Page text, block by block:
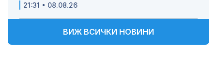
21:31 • 08.08.26
ВИЖ ВСИЧКИ НОВИНИ